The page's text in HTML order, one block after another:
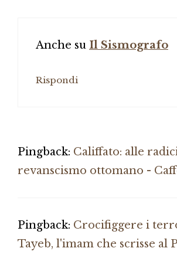
Anche su Il Sismografo
Rispondi
Pingback: Califfato: alle
revanscismo ottomano -
Pingback: Crocifiggere i
Tayeb, l'imam che scrisse al